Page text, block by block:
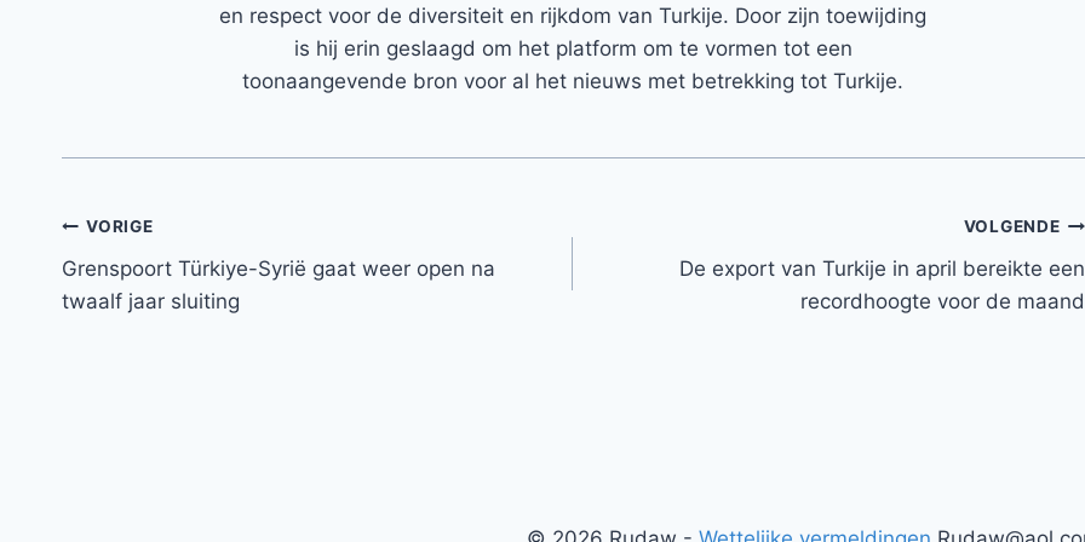
en respect voor de diversiteit en rijkdom van Turkije. Door zijn toewijding
is hij erin geslaagd om het platform om te vormen tot een
toonaangevende bron voor al het nieuws met betrekking tot Turkije.
Bericht
navigatie
VORIGE
Grenspoort Türkiye-Syrië gaat weer open na
twaalf jaar sluiting
VOLGENDE
De export van Turkije in april bereikte een
recordhoogte voor de maand